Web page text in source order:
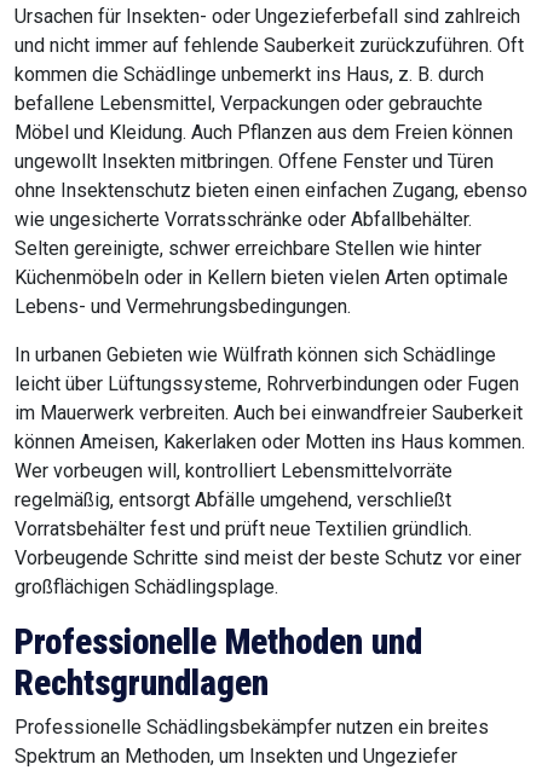
Ursachen für Insekten- oder Ungezieferbefall sind zahlreich
und nicht immer auf fehlende Sauberkeit zurückzuführen. Oft
kommen die Schädlinge unbemerkt ins Haus, z. B. durch
befallene Lebensmittel, Verpackungen oder gebrauchte
Möbel und Kleidung. Auch Pflanzen aus dem Freien können
ungewollt Insekten mitbringen. Offene Fenster und Türen
ohne Insektenschutz bieten einen einfachen Zugang, ebenso
wie ungesicherte Vorratsschränke oder Abfallbehälter.
Selten gereinigte, schwer erreichbare Stellen wie hinter
Küchenmöbeln oder in Kellern bieten vielen Arten optimale
Lebens- und Vermehrungsbedingungen.
In urbanen Gebieten wie Wülfrath können sich Schädlinge
leicht über Lüftungssysteme, Rohrverbindungen oder Fugen
im Mauerwerk verbreiten. Auch bei einwandfreier Sauberkeit
können Ameisen, Kakerlaken oder Motten ins Haus kommen.
Wer vorbeugen will, kontrolliert Lebensmittelvorräte
regelmäßig, entsorgt Abfälle umgehend, verschließt
Vorratsbehälter fest und prüft neue Textilien gründlich.
Vorbeugende Schritte sind meist der beste Schutz vor einer
großflächigen Schädlingsplage.
Professionelle Methoden und
Rechtsgrundlagen
Professionelle Schädlingsbekämpfer nutzen ein breites
Spektrum an Methoden, um Insekten und Ungeziefer